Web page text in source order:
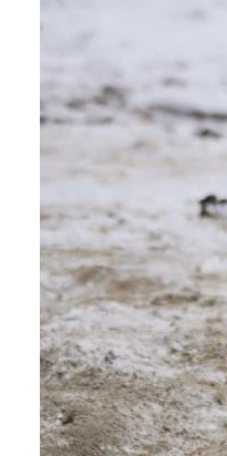
Kashmirziege